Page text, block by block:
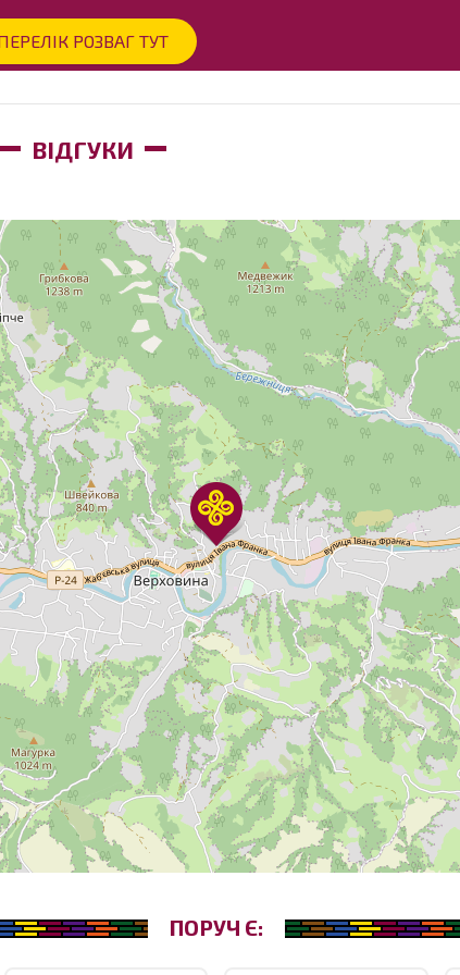
РОЗВАГ ТУТ
ВІДГУКИ
ПОРУЧ Є: